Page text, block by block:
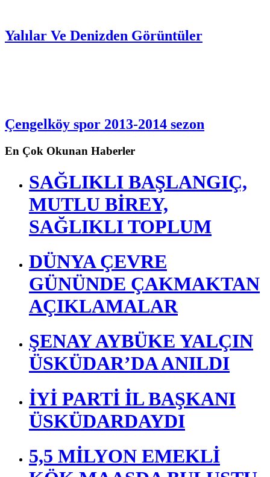
Çengelköy Resimleri
Çengelköy spor 2013-2014 sezon
En Çok Okunan Haberler
SAĞLIKLI BAŞLANGIÇ,
MUTLU BİREY,
SAĞLIKLI TOPLUM
DÜNYA ÇEVRE